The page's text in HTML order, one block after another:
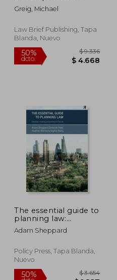
50%
dcto.
Scotland: A Practical
Guide (en Inglés)
Greig, Michael
Law Brief Publishing, Tapa
Blanda, Nuevo
The essential guide to
planning law:
Decision-making and
practice in the UK
Adam Sheppard
Policy Press, Tapa Blanda,
Nuevo